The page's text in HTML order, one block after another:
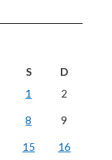
S
D
1
2
8 9
15 16